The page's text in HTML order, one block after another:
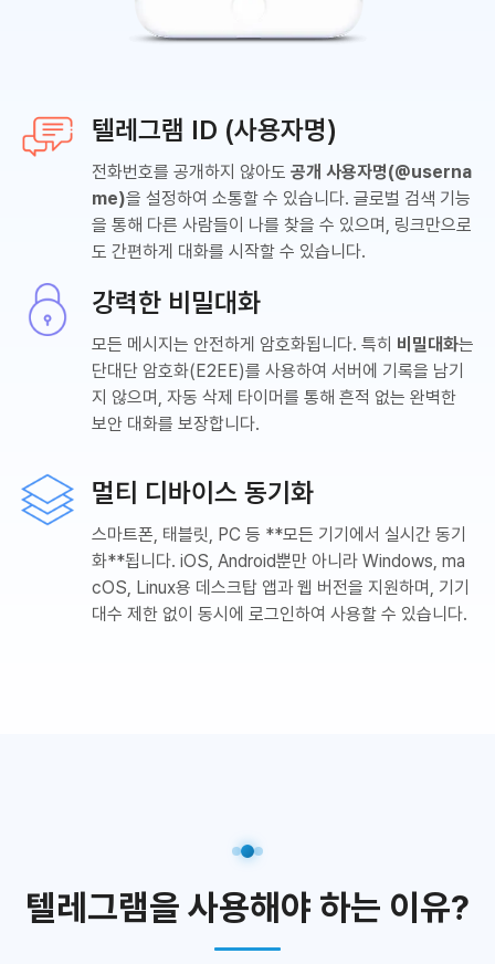
텔레그램 ID (사용자명)
전화번호를 공개하지 않아도 공개 사용자명(@userna
me)을 설정하여 소통할 수 있습니다. 글로벌 검색 기능
을 통해 다른 사람들이 나를 찾을 수 있으며, 링크만으로
도 간편하게 대화를 시작할 수 있습니다.
강력한 비밀대화
모든 메시지는 안전하게 암호화됩니다. 특히 비밀대화는
단대단 암호화(E2EE)를 사용하여 서버에 기록을 남기
지 않으며, 자동 삭제 타이머를 통해 흔적 없는 완벽한
보안 대화를 보장합니다.
멀티 디바이스 동기화
스마트폰, 태블릿, PC 등 **모든 기기에서 실시간 동기
화**됩니다. iOS, Android뿐만 아니라 Windows, ma
cOS, Linux용 데스크탑 앱과 웹 버전을 지원하며, 기기
대수 제한 없이 동시에 로그인하여 사용할 수 있습니다.
텔레그램을 사용해야 하는 이유?